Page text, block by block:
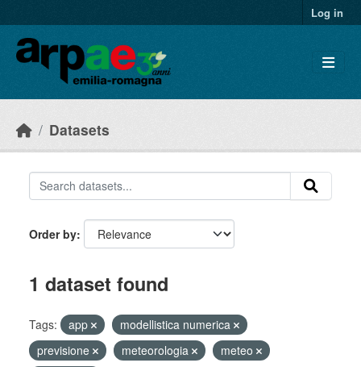
Log in
Datasets
Order by
1 dataset found
Tags: app
modellistica numerica
previsione
meteorologia
meteo